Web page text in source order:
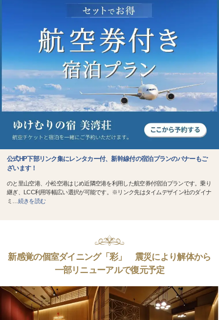
公式HP下部リンク集にレンタカー付、新幹線付の宿泊プランのバナーもご
ざいます！
のと里山空港、小松空港はじめ近隣空港を利用した航空券付宿泊プランです。乗り
継ぎ、LCC利用等幅広い選択が可能です。※リンク先はタイムデザイン社のダイナ
ミ …続きを読む
新感覚の個室ダイニング「彩」 震災により解体から
一部リニューアルで復元予定